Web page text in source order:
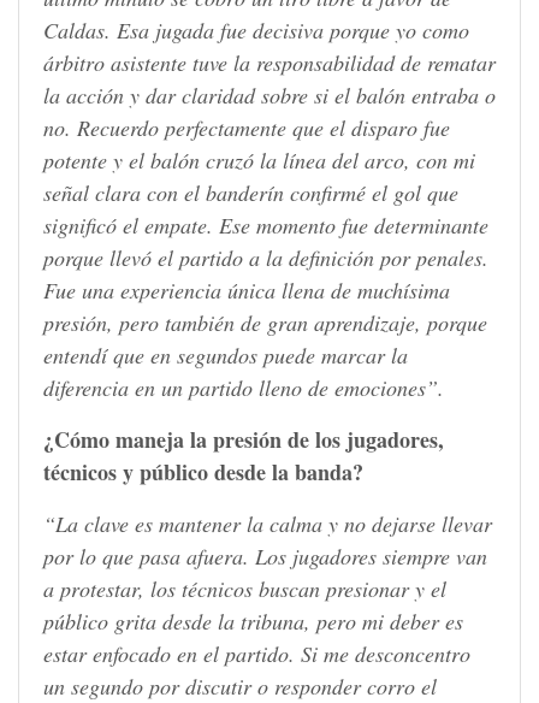
Caldas. Esa jugada fue decisiva porque yo como
árbitro asistente tuve la responsabilidad de rematar
la acción y dar claridad sobre si el balón entraba o
no. Recuerdo perfectamente que el disparo fue
potente y el balón cruzó la línea del arco, con mi
señal clara con el banderín confirmé el gol que
significó el empate. Ese momento fue determinante
porque llevó el partido a la definición por penales.
Fue una experiencia única llena de muchísima
presión, pero también de gran aprendizaje, porque
entendí que en segundos puede marcar la
diferencia en un partido lleno de emociones”.
¿Cómo maneja la presión de los jugadores,
técnicos y público desde la banda?
“La clave es mantener la calma y no dejarse llevar
por lo que pasa afuera. Los jugadores siempre van
a protestar, los técnicos buscan presionar y el
público grita desde la tribuna, pero mi deber es
estar enfocado en el partido. Si me desconcentro
un segundo por discutir o responder corro el